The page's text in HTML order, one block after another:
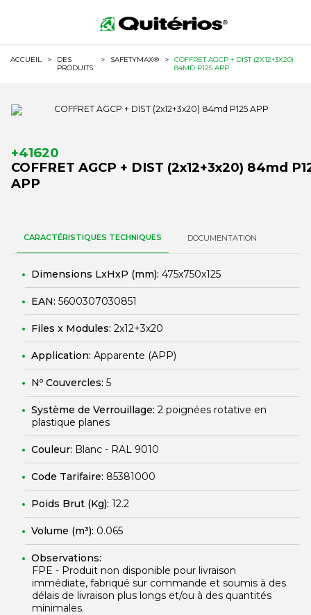
ACCUEIL >
DES
PRODUITS
> SAFETYMAX® >
COFFRET AGCP + DIST (2X12+3X20)
84MD P125 APP
+41620
COFFRET AGCP + DIST (2x12+3x20) 84md
APP
CARACTÉRISTIQUES TECHNIQUES DOCUMENTATION
Dimensions LxHxP (mm): 475x750x125
EAN: 5600307030851
Files x Modules: 2x12+3x20
Application: Apparente (APP)
Nº Couvercles: 5
Système de Verrouillage: 2 poignées rotative en
plastique planes
Couleur: Blanc - RAL 9010
Code Tarifaire: 85381000
Poids Brut (Kg): 12.2
Volume (m³): 0.065
Observations:
FPE - Produit non disponible pour livraison
immédiate, fabriqué sur commande et soumis à des
délais de livraison plus longs et/ou à des quantités
minimales.